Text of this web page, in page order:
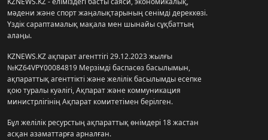
мәдени және спорт жаңалықтарының сенімді дереккөзі.
Үздік сараптамалық мақала мен шынайы сұқбаттың
алаңы.
KZNEWS.KZ ақпарат агенттігі 29.12.2023 жылғы
№KZ64VPY00084819 Мерзімді баспасөз басылымын,
ақпараттық агенттікті және желілік басылымды есепке
қою туралы куәлігі, Ақпарат және коммуникация
министрлігінің Ақпарат комитетімен берілген.
Бұл желілік ресурстың ақпараттық өнімдері 18 жастан
асқан азаматтарға арналған.